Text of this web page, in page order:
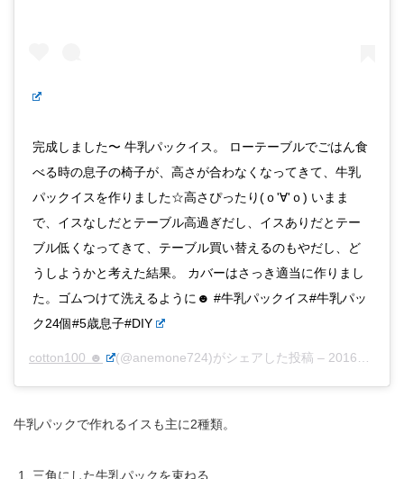
完成しました〜 牛乳パックイス。 ローテーブルでごはん食
べる時の息子の椅子が、高さが合わなくなってきて、牛乳
パックイスを作りました☆高さぴったり(ｏ'∀'ｏ) いまま
で、イスなしだとテーブル高過ぎだし、イスありだとテー
ブル低くなってきて、テーブル買い替えるのもやだし、ど
うしようかと考えた結果。 カバーはさっき適当に作りまし
た。ゴムつけて洗えるように☻ #牛乳パックイス#牛乳パッ
ク24個#5歳息子#DIY
cotton100 ☻ (@anemone724)がシェアした投稿 – 2016年 3月月25日午後7時26分PDT
牛乳パックで作れるイスも主に2種類。
三角にした牛乳パックを束ねる